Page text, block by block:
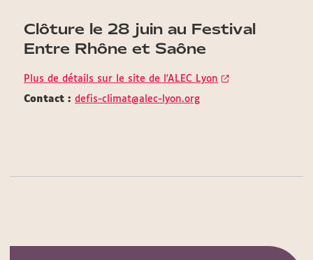
Clôture le 28 juin au Festival
Entre Rhône et Saône
Plus de détails sur le site de l'ALEC Lyon
Contact : defis-climat@alec-lyon.org